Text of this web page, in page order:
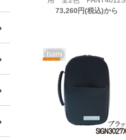
73,260円(税込)から